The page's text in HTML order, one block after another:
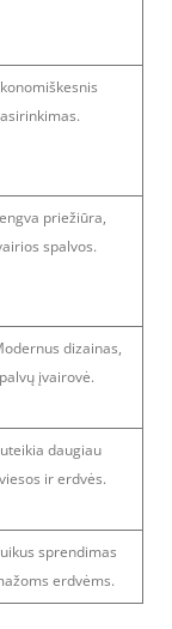
priežiūra,
spalvos.
dizainas,
įvairovė.
daugiau
ir erdvės.
sprendimas
erdvėms.